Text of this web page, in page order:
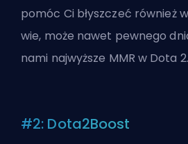
pomóc Ci błyszczeć również
wie, może nawet pewnego
nami najwyższe MMR w Dota 2.
#2: Dota2Boost